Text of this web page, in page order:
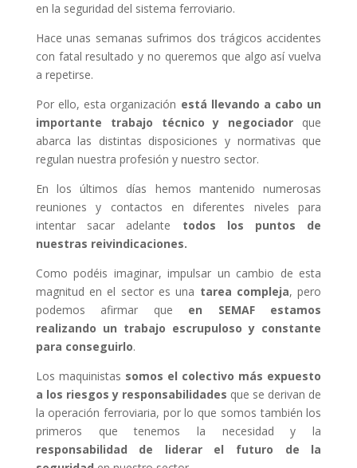
en la seguridad del sistema ferroviario.
Hace unas semanas sufrimos dos trágicos accidentes
con fatal resultado y no queremos que algo así vuelva
a repetirse.
Por ello, esta organización está llevando a cabo un
importante trabajo técnico y negociador que
abarca las distintas disposiciones y normativas que
regulan nuestra profesión y nuestro sector.
En los últimos días hemos mantenido numerosas
reuniones y contactos en diferentes niveles para
intentar sacar adelante todos los puntos de
nuestras reivindicaciones.
Como podéis imaginar, impulsar un cambio de esta
magnitud en el sector es una tarea compleja, pero
podemos afirmar que en SEMAF estamos
realizando un trabajo escrupuloso y constante
para conseguirlo.
Los maquinistas somos el colectivo más expuesto
a los riesgos y responsabilidades que se derivan de
la operación ferroviaria, por lo que somos también los
primeros que tenemos la necesidad y la
responsabilidad de liderar el futuro de la